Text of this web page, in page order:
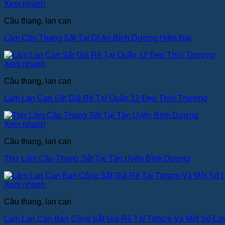
Xem nhanh
Cầu thang, lan can
Làm Cầu Thang Sắt Tại Dĩ An Bình Dương Hiện Đại
Xem nhanh
Cầu thang, lan can
Làm Lan Can Sắt Giá Rẻ Tại Quận 12 Đẹp Thời Thượng
Xem nhanh
Cầu thang, lan can
Thợ Làm Cầu Thang Sắt Tại Tân Uyên Bình Dương
Xem nhanh
Cầu thang, lan can
Làm Lan Can Ban Công Sắt Giá Rẻ Tại Tphcm Và Một Số